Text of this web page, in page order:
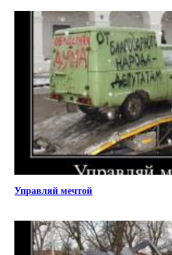
Управляй мечтой